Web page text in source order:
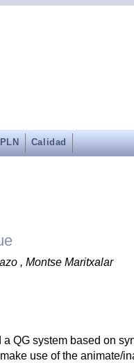
Calidad
, Montse Maritxalar
QG system based on
use of the animate/